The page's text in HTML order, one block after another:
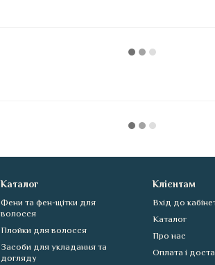
Каталог
Фени та фен-щітки для
волосся
Плойки для волосся
Засоби для укладання та
догляду
Клієнтам
Вхід до
Каталог
Про нас
Оплата і